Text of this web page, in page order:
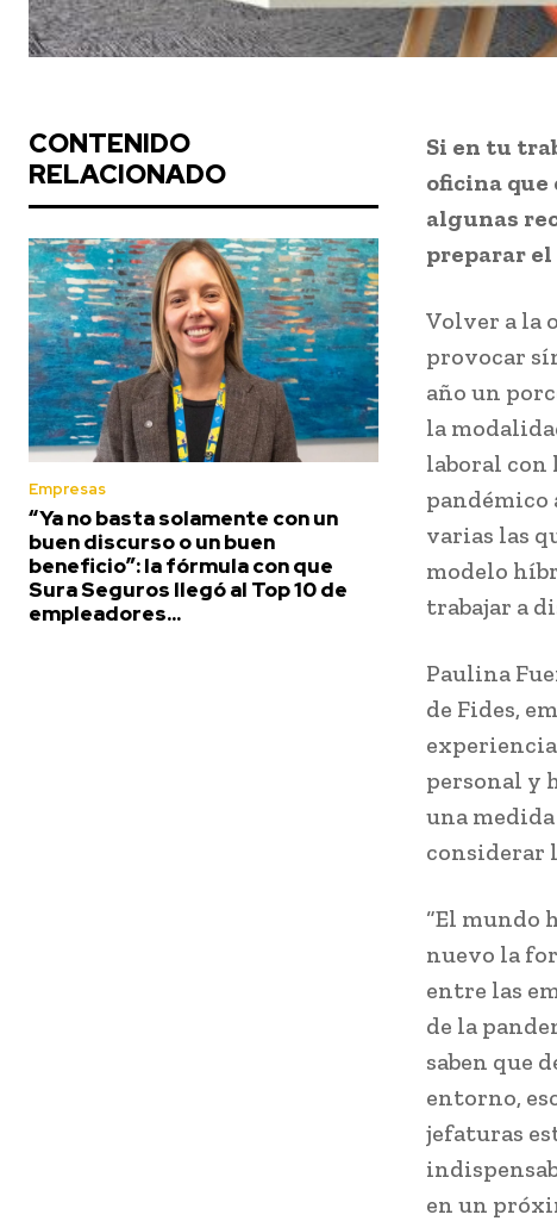
CONTENIDO
RELACIONADO
Empresas
“Ya no basta solamente con un
buen discurso o un buen
beneficio”: la fórmula con que
Sura Seguros llegó al Top 10 de
empleadores...
Si en tu
oficina
algunas
preparar el
Volver a la
provocar
año un
la
laboral con
pandémico
varias las
modelo
trabajar a
Paulina
de Fides,
personal y
una
considerar
“El mundo
nuevo la
entre las
de la
saben que
entorno,
jefaturas
en un